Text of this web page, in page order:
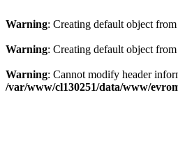
Warning: Creating default object
Warning: Creating default object
Warning: Cannot modify header
/var/www/cl130251/data/www/